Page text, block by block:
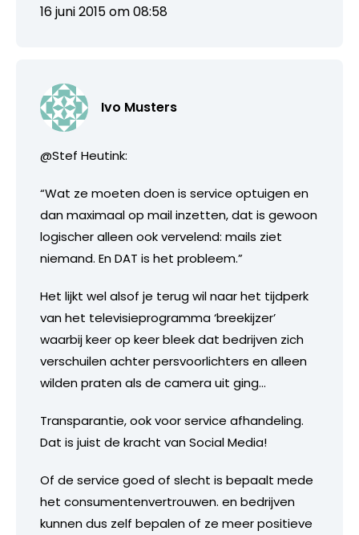
16 juni 2015 om 08:58
Ivo Musters
@Stef Heutink:
“Wat ze moeten doen is service optuigen en
dan maximaal op mail inzetten, dat is gewoon
logischer alleen ook vervelend: mails ziet
niemand. En DAT is het probleem.”
Het lijkt wel alsof je terug wil naar het tijdperk
van het televisieprogramma ‘breekijzer’
waarbij keer op keer bleek dat bedrijven zich
verschuilen achter persvoorlichters en alleen
wilden praten als de camera uit ging…
Transparantie, ook voor service afhandeling.
Dat is juist de kracht van Social Media!
Of de service goed of slecht is bepaalt mede
het consumentenvertrouwen. en bedrijven
kunnen dus zelf bepalen of ze meer positieve